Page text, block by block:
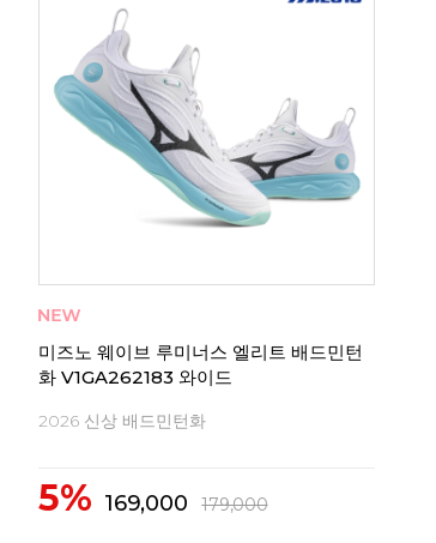
미즈노 웨이브 루미너스 엘리트 배드민턴
화 V1GA262183 와이드
2026 신상 배드민턴화
5% 169,000 179,000